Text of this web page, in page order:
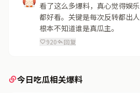
看了这么多爆料，真心觉得娱
都好看。关键是每次反转都出
根本不知道谁是真瓜主。
920 回复
今日吃瓜相关爆料